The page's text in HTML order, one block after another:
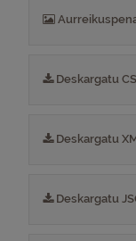
Deskargatu
Deskargatu
Deskargatu